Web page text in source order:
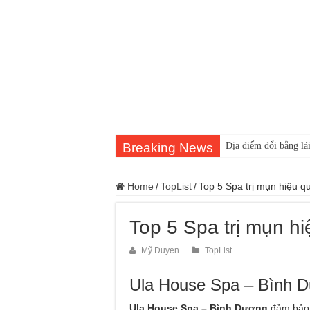
Breaking News Địa điểm đổi bằng
Dịch Vụ Chăm Sóc
Gợi Ý Các Trường
Top 8 Xưởng
Sửa Chữa Ô Tô
Home /TopList/Top 5 Spa trị mụn hiệu
Top 5 Spa trị mụn
Mỹ Duyen TopList
Ula House Spa – Bình
Ula House Spa – Bình Dương đảm